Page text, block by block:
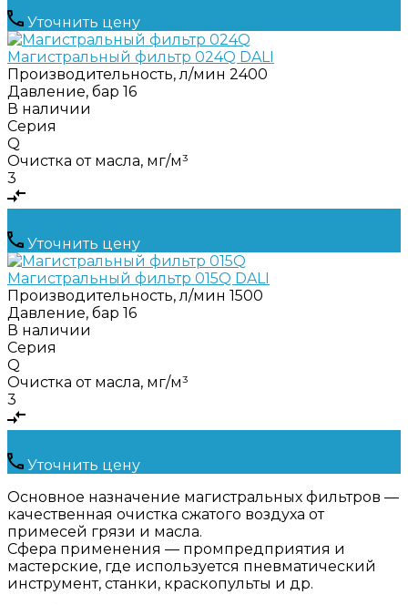
Уточнить цену
Магистральный фильтр 024Q DALI
Производительность, л/мин 2400
Давление, бар 16
В наличии
Серия
Q
Очистка от масла, мг/м³
3
Уточнить цену
Магистральный фильтр 015Q DALI
Производительность, л/мин 1500
Давление, бар 16
В наличии
Серия
Q
Очистка от масла, мг/м³
3
Уточнить цену
Основное назначение магистральных фильтров —
качественная очистка сжатого воздуха от
примесей грязи и масла.
Сфера применения — промпредприятия и
мастерские, где используется пневматический
инструмент, станки, краскопульты и др.